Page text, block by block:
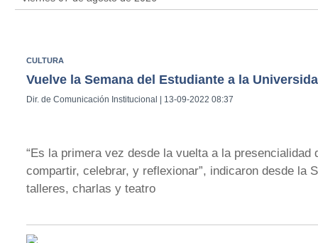
CULTURA
Vuelve la Semana del Estudiante a la
Dir. de Comunicación Institucional | 13-09-2022 08:37
“Es la primera vez desde la vuelta a la
compartir, celebrar, y reflexionar”, indicaron desde
talleres, charlas y teatro